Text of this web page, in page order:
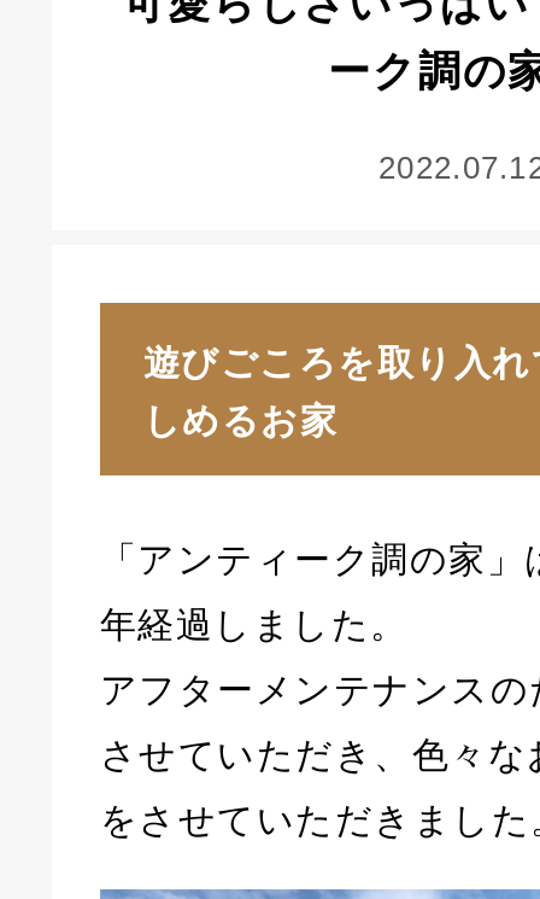
ーク調の
遊びごころを取り入
しめるお家
「アンティーク調の家
年経過しました。
アフターメンテナンス
させていただき、色々
をさせていただきました